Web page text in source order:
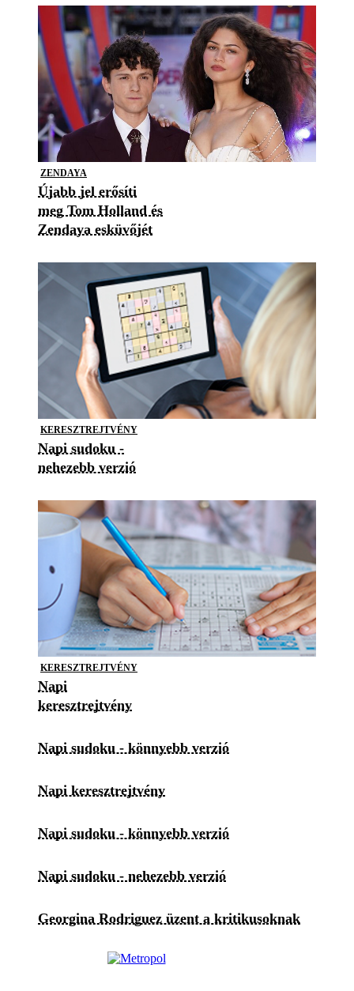
ZENDAYA
Újabb jel erősíti
meg Tom Holland és
Zendaya esküvőjét
KERESZTREJTVÉNY
Napi sudoku -
nehezebb verzió
KERESZTREJTVÉNY
Napi
keresztrejtvény
Napi sudoku - könnyebb verzió
Napi keresztrejtvény
Napi sudoku - könnyebb verzió
Napi sudoku - nehezebb verzió
Georgina Rodriguez üzent a kritikusoknak